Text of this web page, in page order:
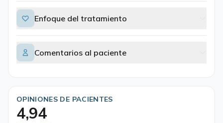
Enfoque del tratamiento
Comentarios al paciente
OPINIONES DE PACIENTES
4,94